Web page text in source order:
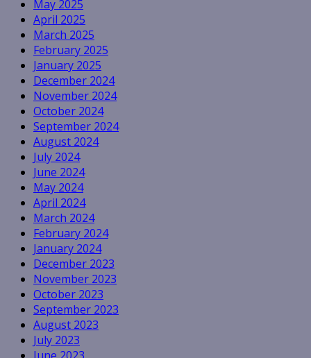
May 2025
April 2025
March 2025
February 2025
January 2025
December 2024
November 2024
October 2024
September 2024
August 2024
July 2024
June 2024
May 2024
April 2024
March 2024
February 2024
January 2024
December 2023
November 2023
October 2023
September 2023
August 2023
July 2023